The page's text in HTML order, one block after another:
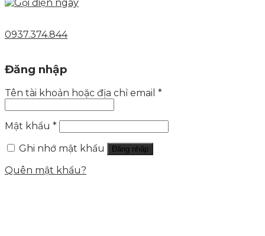
0937.374.844
Đăng nhập
Tên tài khoản hoặc địa chỉ email *
Mật khẩu *
Ghi nhớ mật khẩu
Đăng nhập
Quên mật khẩu?